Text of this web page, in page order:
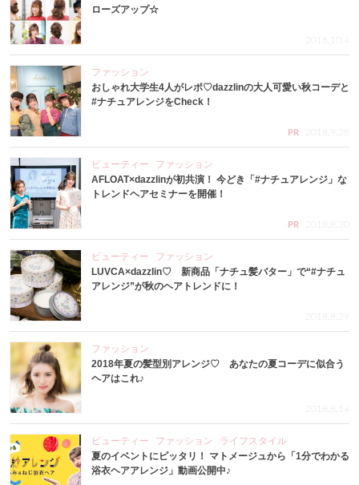
ローズアップ☆
2018.10.4
ファッション
おしゃれ大学生4人がレポ♡dazzlinの大人可愛い秋コーデと
#ナチュアレンジをCheck！
PR 2018.9.28
ビューティー
ファッション
AFLOAT×dazzlinが初共演！ 今どき「#ナチュアレンジ」な
トレンドヘアセミナーを開催！
PR 2018.8.30
ビューティー
ファッション
LUVCA×dazzlin♡ 新商品「ナチュ髪バター」で“#ナチュ
アレンジ”が秋のヘアトレンドに！
2018.8.29
ファッション
2018年夏の髪型別アレンジ♡ あなたの夏コーデに似合う
ヘアはこれ♪
2018.8.14
ビューティー ファッション
ライフスタイル
夏のイベントにピッタリ！ マトメージュから「1分でわかる
浴衣ヘアアレンジ」動画公開中♪